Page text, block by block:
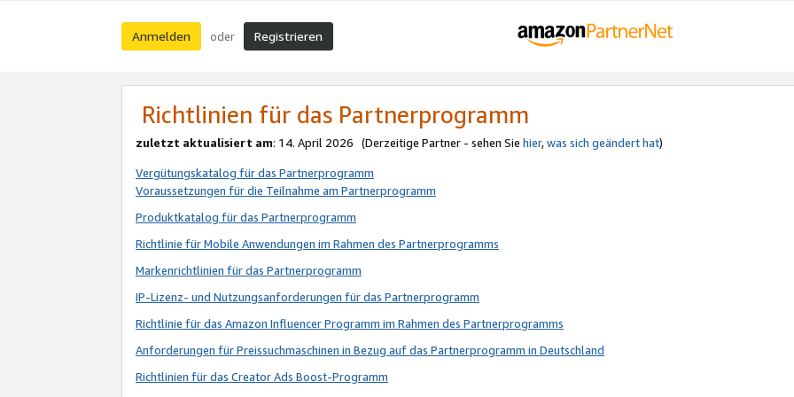
Anmelden oder Registrieren
Richtlinien für das Partnerprogramm
zuletzt aktualisiert am: 14. April 2026 (Derzeitige Partner - sehen Sie hier,was sich geändert hat)
Vergütungskatalog für das Partnerprogramm
Voraussetzungen für die Teilnahme am Partnerprogramm
Produktkatalog für das Partnerprogramm
Richtlinie für Mobile Anwendungen im Rahmen des Partnerprogramms
Markenrichtlinien für das Partnerprogramm
IP-Lizenz- und Nutzungsanforderungen für das Partnerprogramm
Richtlinie für das Amazon Influencer Programm im Rahmen des Partnerprogramms
Anforderungen für Preissuchmaschinen in Bezug auf das Partnerprogramm in Deutschland
Richtlinien für das Creator Ads Boost-Programm